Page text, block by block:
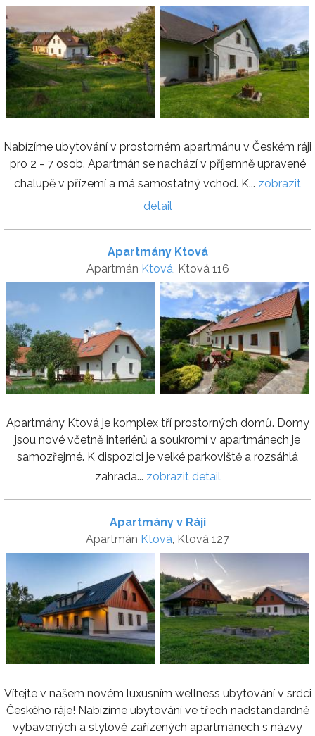
Nabízíme ubytování v prostorném apartmánu v Českém ráji
pro 2 - 7 osob. Apartmán se nachází v příjemně upravené
chalupě v přízemí a má samostatný vchod. K... zobrazit
detail
Apartmány Ktová
Apartmán Ktová , Ktová 116
Apartmány Ktová je komplex tří prostorných domů. Domy
jsou nové včetně interiérů a soukromí v apartmánech je
samozřejmé. K dispozici je velké parkoviště a rozsáhlá
zahrada... zobrazit detail
Apartmány v Ráji
Apartmán Ktová, Ktová 127
Vítejte v našem novém luxusním wellness ubytování v srdci
Českého ráje! Nabízíme ubytování ve třech nadstandardně
vybavených a stylově zařízených apartmánech s názvy